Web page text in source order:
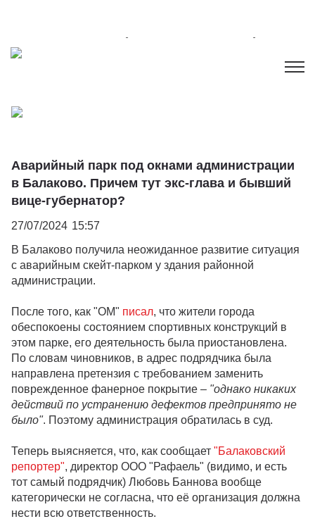
Аварийный парк под окнами администрации
в Балаково. Причем тут экс-глава и бывший
вице-губернатор?
27/07/2024 15:57
В Балаково получила неожиданное развитие ситуация
с аварийным скейт-парком у здания районной
администрации.
После того, как "ОМ" писал, что жители города
обеспокоены состоянием спортивных конструкций в
этом парке, его деятельность была приостановлена.
По словам чиновников, в адрес подрядчика была
направлена претензия с требованием заменить
поврежденное фанерное покрытие – "однако никаких
действий по устранению дефектов предпринято не
было". Поэтому администрация обратилась в суд.
Теперь выясняется, что, как сообщает "Балаковский
репортер", директор ООО "Рафаель" (видимо, и есть
тот самый подрядчик) Любовь Баннова вообще
категорически не согласна, что её организация должна
нести всю ответственность.